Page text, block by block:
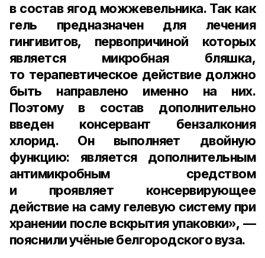
в состав ягод можжевельника. Так как
гель предназначен для лечения
гингивитов, первопричиной которых
является микробная бляшка,
то терапевтическое действие должно
быть направлено именно на них.
Поэтому в состав дополнительно
введен консервант бензалкония
хлорид. Он выполняет двойную
функцию: является дополнительным
антимикробным средством
и проявляет консервирующее
действие на саму гелевую систему при
хранении после вскрытия упаковки», —
пояснили учёные белгородского вуза.